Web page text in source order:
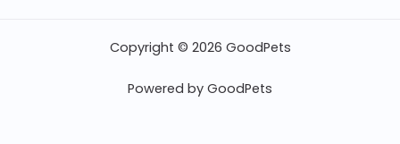
Copyright © 2026 GoodPets
Powered by GoodPets